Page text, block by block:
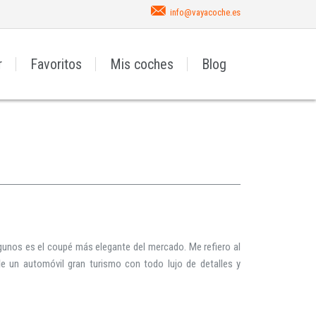
info@vayacoche.es
Favoritos Mis coches Blog
es el coupé más elegante del mercado. Me refiero al
un automóvil gran turismo con todo lujo de detalles y